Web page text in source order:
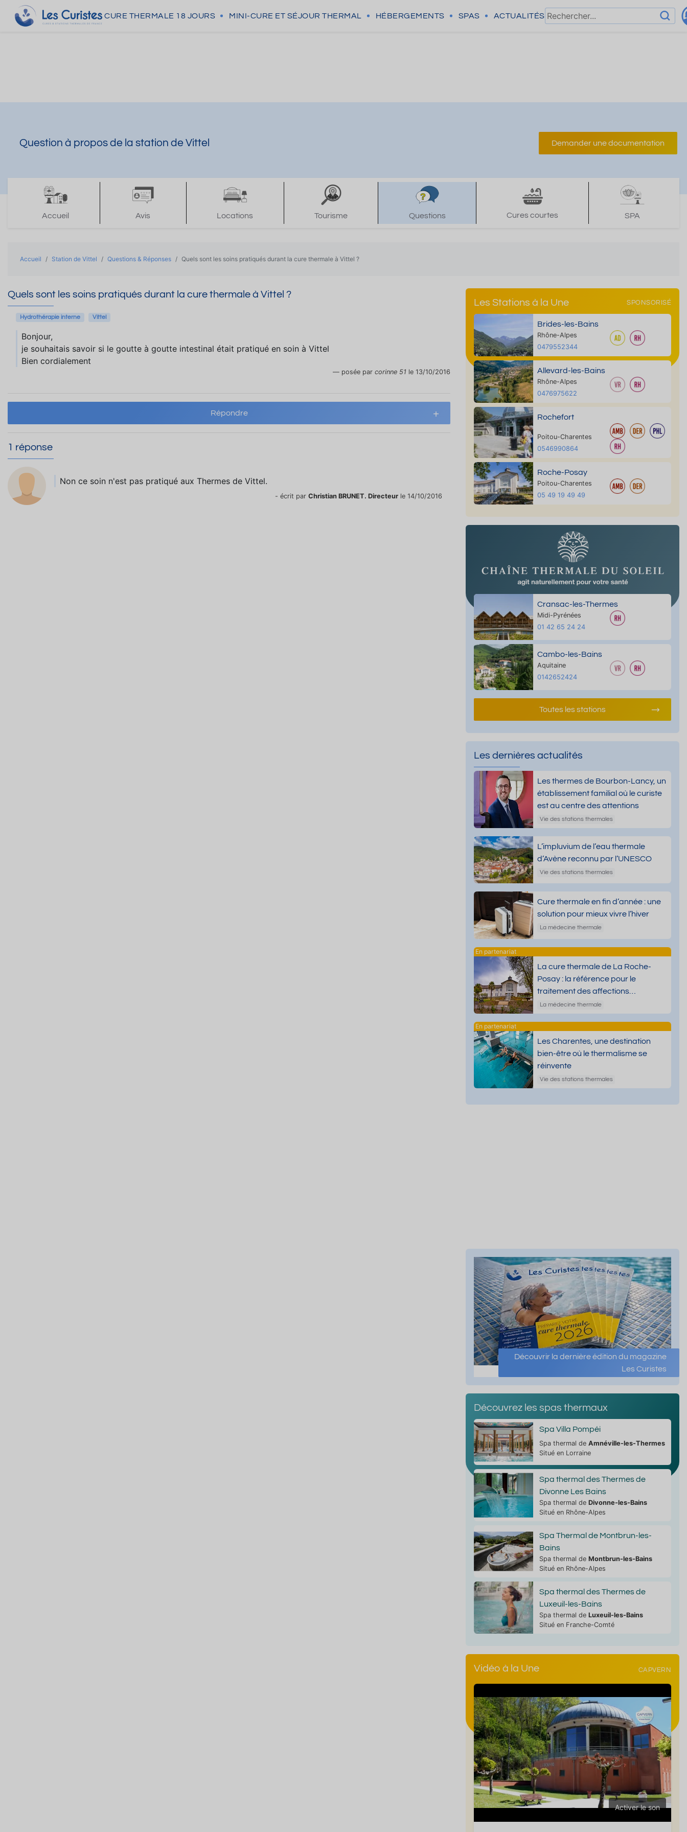
CURE THERMALE 18 JOURS MINI-CURE ET SÉJOUR THERMAL HÉBERGEMENTS SPAS ACTUALITÉS
Question à propos de la station de Vittel Demander une documentation
Accueil Avis Locations Tourisme Questions Cures courtes SPA
Accueil Station de Vittel Questions & Réponses Quels sont les soins pratiqués durant la cure thermale à Vittel ?
Quels sont les soins pratiqués durant la cure thermale à Vittel ?
Hydrothérapie interne Vittel
Bonjour,
je souhaitais savoir si le goutte à goutte intestinal était pratiqué en soin à Vittel
Bien cordialement
posée par corinne 51 le 13/10/2016
Répondre
1 réponse
Non ce soin n'est pas pratiqué aux Thermes de Vittel.
- écrit par Christian BRUNET. Directeurle 14/10/2016
Les Stations à la Une SPONSORISÉ
Brides-les-Bains
Rhône-Alpes
0479552344
Allevard-les-Bains
Rhône-Alpes
0476975622
Rochefort
Poitou-Charentes
0546990864
Roche-Posay
Poitou-Charentes
05 49 19 49 49
Cransac-les-Thermes
Midi-Pyrénées
01 42 65 24 24
Cambo-les-Bains
Aquitaine
0142652424
Toutes les stations
Les dernières actualités
Les thermes de Bourbon-Lancy, un
établissement familial où le curiste
est au centre des attentions
Vie des stations thermales
L’impluvium de l’eau thermale
d’Avène reconnu par l’UNESCO
Vie des stations thermales
Cure thermale en fin d’année : une
solution pour mieux vivre l’hiver
La médecine thermale
La cure thermale de La Roche-
Posay : la référence pour le
traitement des affections
dermatologiques
La médecine thermale
Les Charentes, une destination
bien-être où le thermalisme se
réinvente
Vie des stations thermales
Découvrir la dernière édition du magazine
Les Curistes
Découvrez les spas thermaux
Spa Villa Pompéi
Spa thermal de Amnéville-les-Thermes
Situé en Lorraine
Spa thermal des Thermes de
Divonne Les Bains
Spa thermal de Divonne-les-Bains
Situé en Rhône-Alpes
Spa Thermal de Montbrun-les-
Bains
Spa thermal de Montbrun-les-Bains
Situé en Rhône-Alpes
Spa thermal des Thermes de
Luxeuil-les-Bains
Spa thermal de Luxeuil-les-Bains
Situé en Franche-Comté
Vidéo à la Une CAPVERN
Activer le son